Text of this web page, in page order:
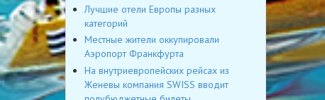
Лучшие отели Европы разных
категорий
Местные жители оккупировали
Аэропорт Франкфурта
На внутриевропейских рейсах из
Женевы компания SWISS вводит